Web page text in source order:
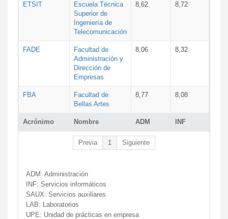
Acrónimo Nombre ADM INF
ETSIT
Escuela Técnica
Superior de
Ingeniería de
Telecomunicación
8,62 8,72
FADE
Facultad de
Administración y
Dirección de
Empresas
8,06 8,32
FBA
Facultad de
Bellas Artes
8,77 8,08
Previa 1 Siguiente
ADM: Administración
INF: Servicios informáticos
SAUX: Servicios auxiliares
LAB: Laboratorios
UPE: Unidad de prácticas en empresa